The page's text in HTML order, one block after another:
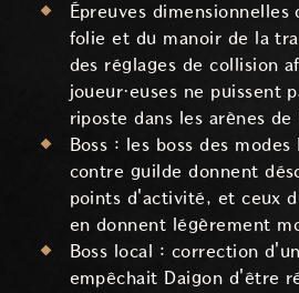
Épreuves dimensionnelles
folie et du manoir de la
des réglages de collision
joueur·euses ne puissent
riposte dans les arènes de
Boss : les boss des
contre guilde donnent
points d'activité, et ceux
en donnent légèrement
Boss local : correction
empêchait Daigon d'être